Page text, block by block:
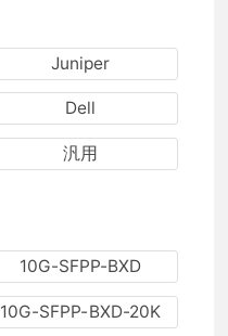
Juniper
Dell
汎用
10G-SFPP-BXD
10G-SFPP-BXD-20K